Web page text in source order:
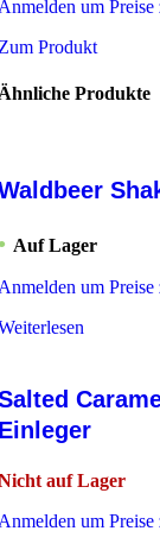
um Preise
Produkt
Produkte
Auf Lager
um Preise
auf Lager
um Preise